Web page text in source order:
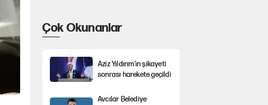
Çok Okunanlar
Aziz Yıldırım’ın şikayeti
sonrası harekete geçildi
Avcılar Belediye